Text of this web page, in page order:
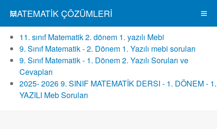
MATEMATIK ÇÖZÜMLERI
11. sınıf Matematik 2. dönem 1. yazılı Mebi
9. Sınıf Matematik - 2. Dönem 1. Yazılı mebi soruları
9. Sınıf Matematik - 1. Dönem 2. Yazılı Soruları ve
Cevapları
2025- 2026 9. SINIF MATEMATİK DERSI - 1. DÖNEM - 1.
YAZILI Meb Soruları